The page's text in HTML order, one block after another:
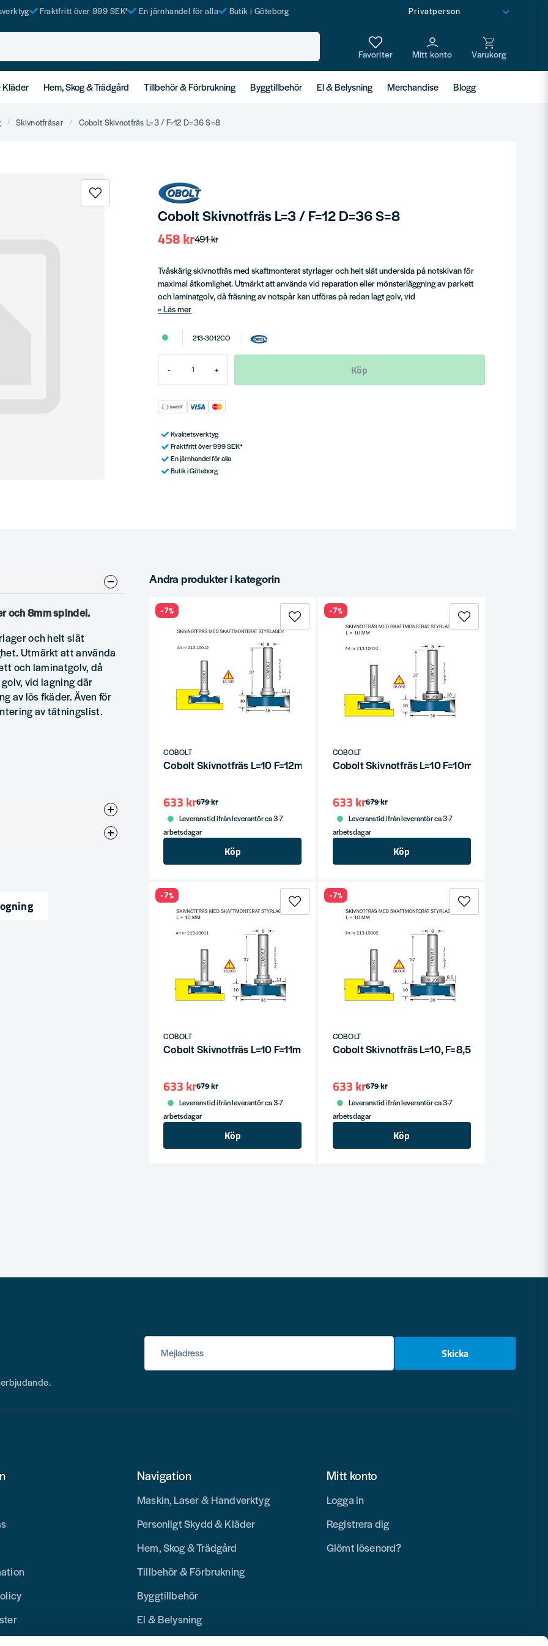
Fraktfritt över 999 SEK* En järnhandel för alla Butik i Göteborg
Kläder Hem, Skog & Trädgård Tillbehör & Förbrukning Byggtillbehör El & Belysning Merchandise Blogg
Skivnotfräsar Cobolt Skivnotfräs L=3 / F=12 D=36 S=8
Cobolt Skivnotfräs L=3 / F=12 D=36 S=8
491 kr
458 kr
Tvåskärig skivnotfräs med skaftmonterat styrlager och helt slät undersida på notskivan för
maximal åtkomlighet. Utmärkt att använda vid reparation eller mönsterläggning av parkett
och laminatgolv, då fräsning av notspår kan utföras på redan lagt golv, vid
Läs mer
213-3012CO
- + Köp
Kvalitetsverktyg
Fraktfritt över 999 SEK*
En järnhandel för alla
Butik i Göteborg
och 8mm spindel.
och helt slät
Utmärkt att använda
och laminatgolv, då
vid lagning där
av lös fkäder. Även för
av tätningslist.
Andra produkter i kategorin
COBOLT
Cobolt Skivnotfräs L=10 F=12mm
679 kr
633 kr
Leveranstid ifrån leverantör ca 3-7
arbetsdagar
Köp
-7%
COBOLT
Cobolt Skivnotfräs L=10 F=10mm S=8
679 kr
633 kr
Leveranstid ifrån leverantör ca 3-7
arbetsdagar
Köp
-7%
COBOLT
Cobolt Skivnotfräs L=10 F=11mm
679 kr
633 kr
Leveranstid ifrån leverantör ca 3-7
arbetsdagar
Köp
-7%
COBOLT
Cobolt Skivnotfräs L=10, F=8,5mm
679 kr
633 kr
Leveranstid ifrån leverantör ca 3-7
arbetsdagar
Köp
-7%
Mejladress Skicka
Navigation
Maskin, Laser & Handverktyg
Personligt Skydd & Kläder
Hem, Skog & Trädgård
Tillbehör & Förbrukning
Byggtillbehör
El & Belysning
Mitt konto
Logga in
Registrera dig
Glömt lösenord?